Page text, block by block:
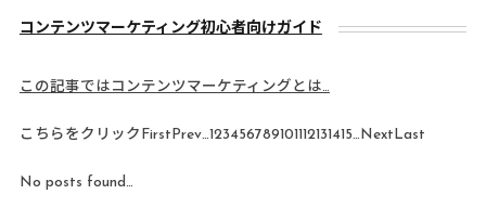
コンテンツマーケティング初心者向けガイド
この記事ではコンテンツマーケティングとは…
こちらをクリック First Prev… 23456789 10 1213 1415… Next Last
No posts found…